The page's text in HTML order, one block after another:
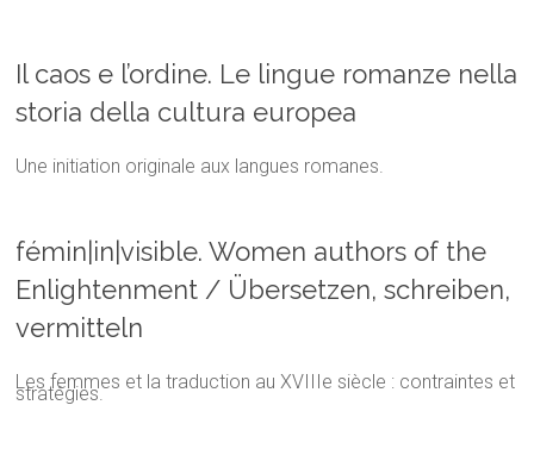
Il caos e l’ordine. Le lingue romanze nella
storia della cultura europea
Une initiation originale aux langues romanes.
fémin|in|visible. Women authors of the
Enlightenment / Übersetzen, schreiben,
vermitteln
Les femmes et la traduction au XVIIIe siècle : contraintes et
stratégies.